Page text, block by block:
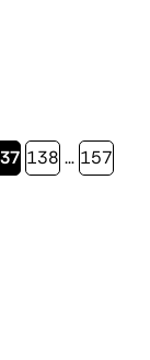
Page
138 … Page
157